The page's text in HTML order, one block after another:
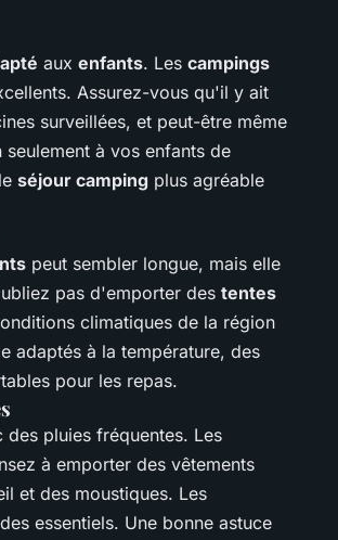
aux enfants. Les campings
Assurez-vous qu'il y ait
surveillées, et peut-être même
à vos enfants de
séjour camping plus agréable
peut sembler longue, mais elle
pas d'emporter des tentes
climatiques de la région
adaptés à la température, des
pour les repas.
pluies fréquentes. Les
à emporter des vêtements
et des moustiques. Les
essentiels. Une bonne astuce